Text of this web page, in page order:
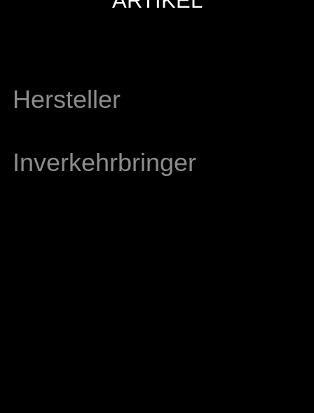
Hersteller
Inverkehrbringer